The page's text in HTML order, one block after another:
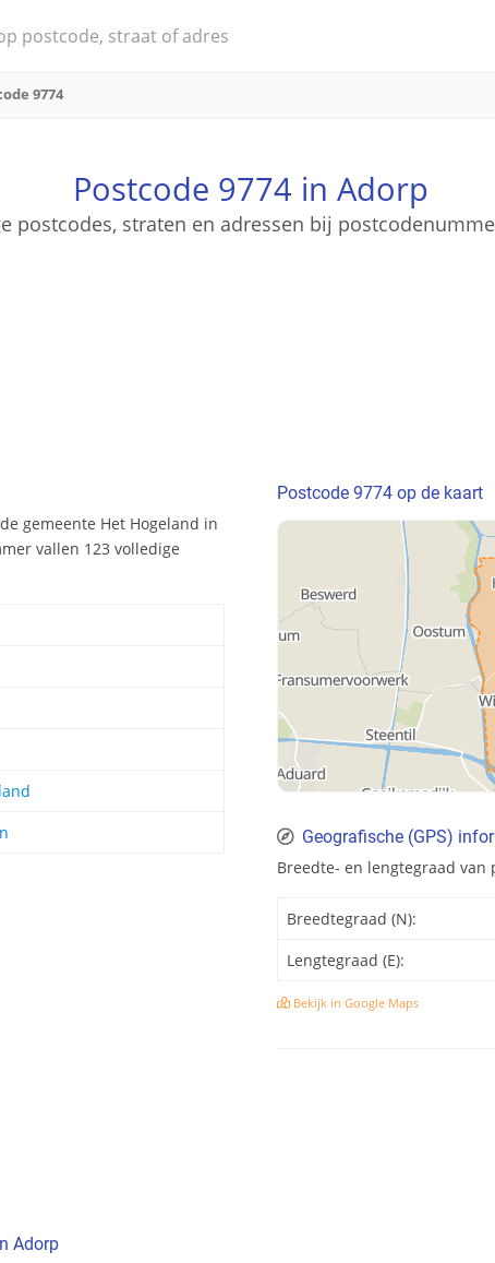
9774
Postcode 9774 in Adorp
postcodes, straten en adressen bij
gemeente Het Hogeland in
vallen 123 volledige
Adorp
Postcode 9774 op de kaart
Geografische (GPS)
Breedte- en lengtegraad van
Breedtegraad (N):
Lengtegraad (E):
Bekijk in Google Maps